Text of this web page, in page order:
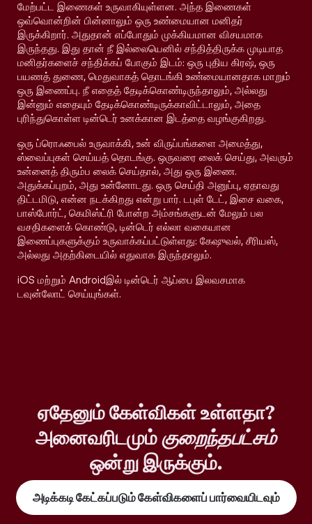
மேற்பட்ட இணைகள் உருவாகியுள்ளன. அந்த இணைகள்
ஒவ்வொன்றின் பின்னாலும் ஒரு உண்மையான மனிதர்
இருக்கிறார். அதுதான் எப்போதும் முக்கியமான விசயமாக
இருந்தது. இது தான் நீ இல்லையெனில் சந்தித்திருக்க முடியாத
மனிதர்களைச் சந்திக்கப் போகும் இடம்: ஒரு புதிய கிரஷ், ஒரு
பயணத் துணை, மெதுவாகத் தொடங்கி உண்மையானதாக மாறும்
ஒரு இணைப்பு. நீ எதைத் தேடிக்கொண்டிருந்தாலும், அல்லது
இன்னும் எதையும் தேடிக்கொண்டிருக்காவிட்டாலும், அதை
புரிந்துகொள்ள டின்டெர் உனக்கான இடத்தை வழங்குகிறது.
ஒரு ப்ரொஃபைல் உருவாக்கி, உன் விருப்பங்களை அமைத்து,
ஸ்வைப்புகள் செய்யத் தொடங்கு. ஒருவரை லைக் செய்து, அவரும்
உன்னைத் திரும்ப லைக் செய்தால், அது ஒரு இணை.
அதுக்கப்புறம், அது உன்னோடது. ஒரு செய்தி அனுப்பு, ஏதாவது
திட்டமிடு, என்ன நடக்கிறது என்று பார். டபுள் டேட், இசை வகை,
பாஸ்போர்ட், கெமிஸ்ட்ரி போன்ற அம்சங்களுடன் மேலும் பல
வசதிகளைக் கொண்டு, டின்டெர் எல்லா வகையான
இணைப்புகளுக்கும் உருவாக்கப்பட்டுள்ளது: கேஷுவல், சீரியஸ்,
அல்லது அதற்கிடையில் எதுவாக இருந்தாலும்.
iOS மற்றும் Androidஇல் டின்டெர் ஆப்பை இலவசமாக
டவுன்லோட் செய்யுங்கள்.
ஏதேனும் கேள்விகள் உள்ளதா?
அனைவரிடமும்குறைந்தபட்சம்
ஒன்று இருக்கும்.
அடிக்கடி கேட்கப்படும் கேள்விகளைப் பார்வையிடவும்